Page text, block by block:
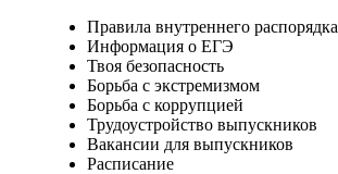
Правила внутреннего распорядка
Информация о ЕГЭ
Твоя безопасность
Борьба с экстремизмом
Борьба с коррупцией
Трудоустройство выпускников
Вакансии для выпускников
Расписание